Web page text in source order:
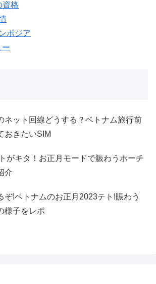
資格
ボジア
ー
ネット回線どうする？ベトナム旅行前
おきたいSIM
がキタ！お正月モードで賑わうホーチ
介
ぞ!ベトナムのお正月2023テト!賑わう
様子をレポ